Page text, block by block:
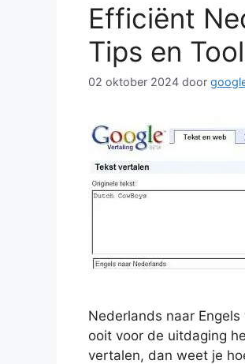
Efficiënt
Tips en
02 oktober 2024 door
Nederlands naar
ooit voor de uitdaging
vertalen, dan weet je